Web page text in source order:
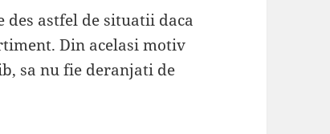
des astfel de situatii daca
Din acelasi motiv
sa nu fie deranjati de